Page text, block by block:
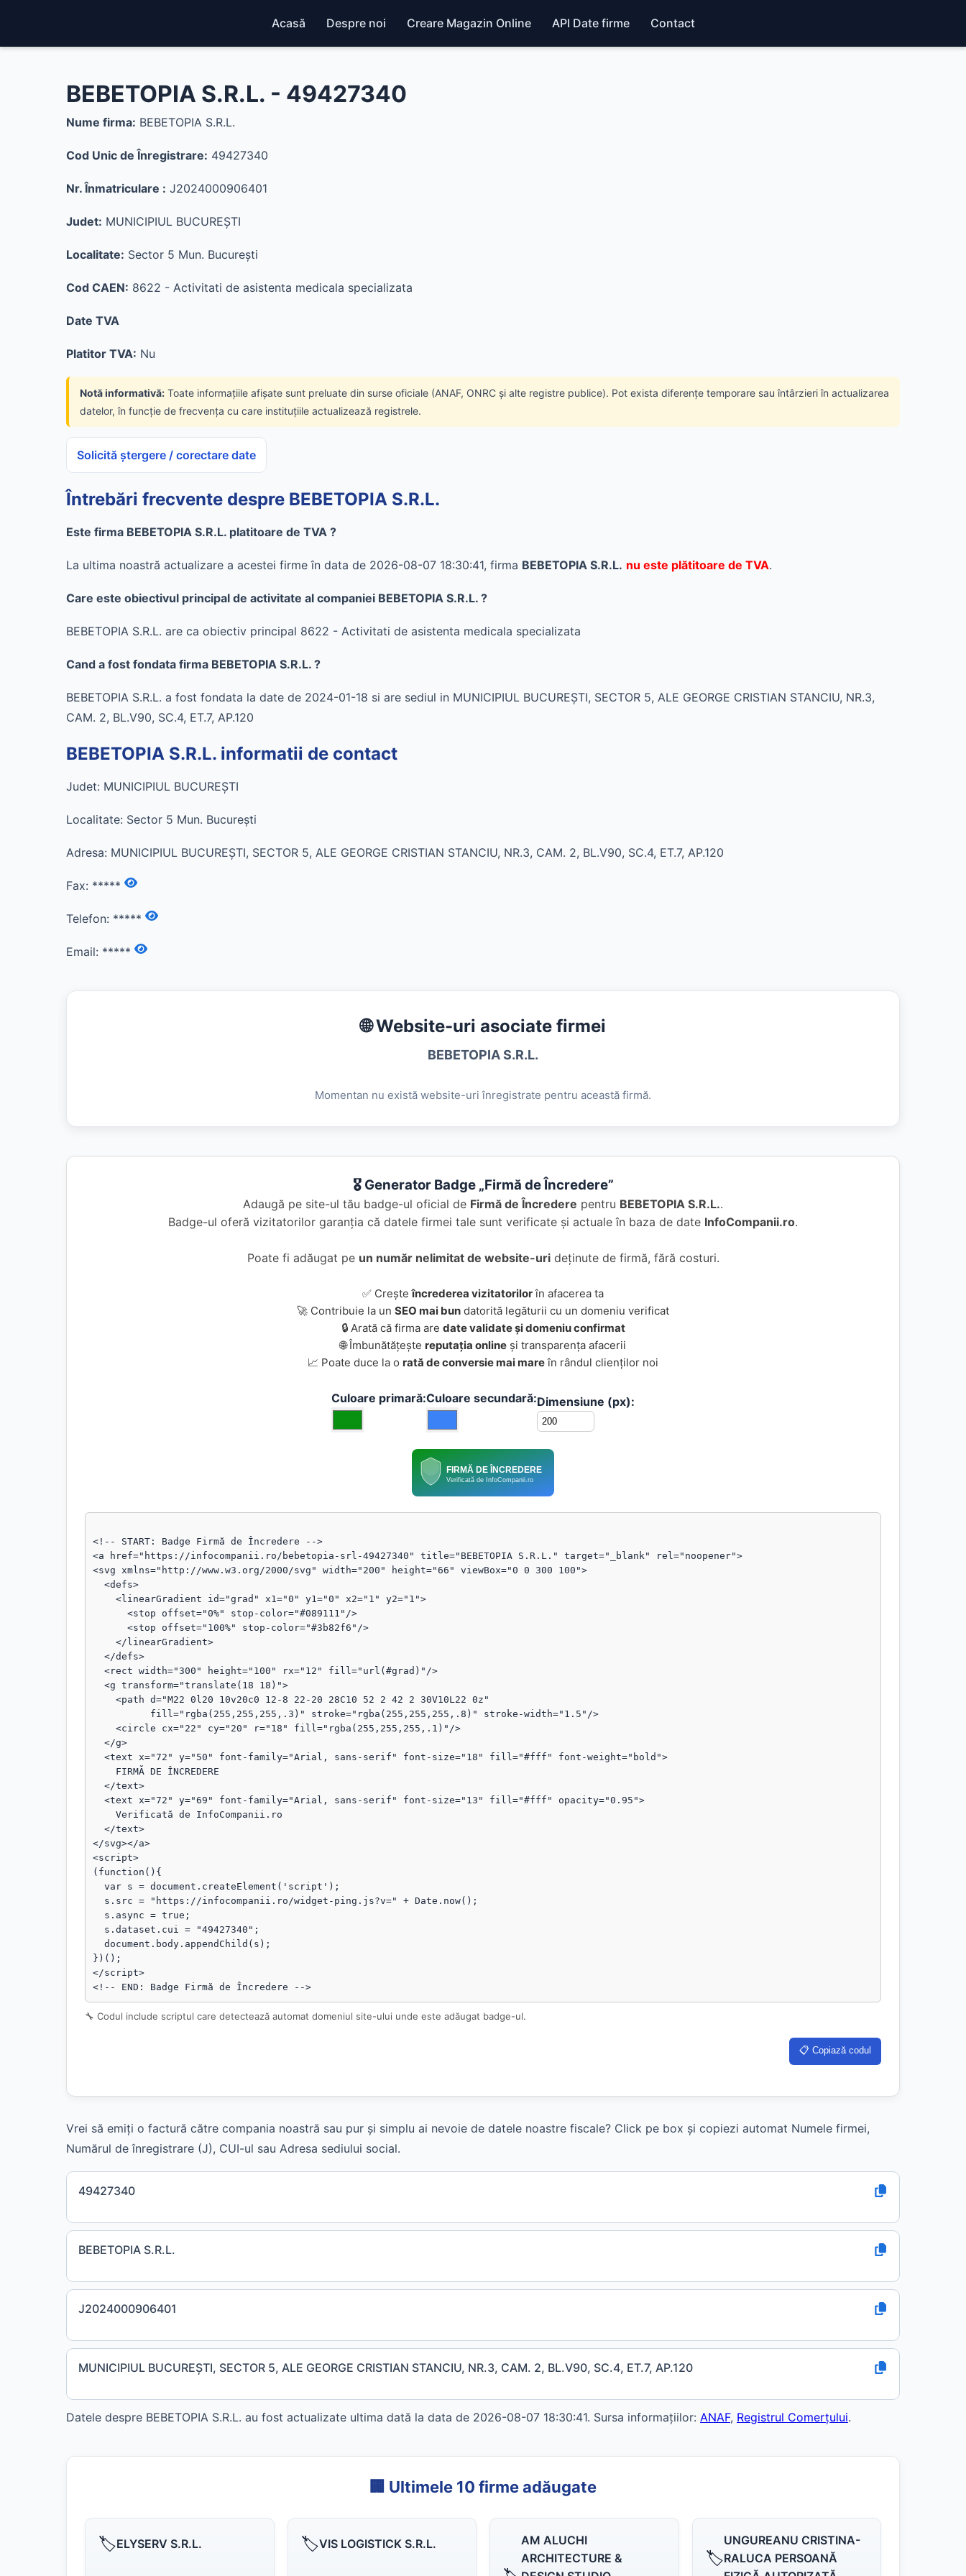
Acasă Despre noi Creare Magazin Online API Date firme Contact
BEBETOPIA S.R.L. - 49427340
Nume firma: BEBETOPIA S.R.L.
Cod Unic de Înregistrare: 49427340
Nr. Înmatriculare : J2024000906401
Judet: MUNICIPIUL BUCUREŞTI
Localitate: Sector 5 Mun. Bucureşti
Cod CAEN: 8622 - Activitati de asistenta medicala specializata
Date TVA
Platitor TVA: Nu
Notă informativă: Toate informațiile afișate sunt preluate din surse oficiale (ANAF, ONRC și alte registre publice). Pot exista diferențe temporare sau întârzieri în actualizarea
datelor, în funcție de frecvența cu care instituțiile actualizează registrele.
Solicită ștergere / corectare date
Întrebări frecvente despre BEBETOPIA S.R.L.
Este firma BEBETOPIA S.R.L. platitoare de TVA ?
La ultima noastră actualizare a acestei firme în data de 2026-08-07 18:30:41, firma BEBETOPIA S.R.L. nu este plătitoare de TVA.
Care este obiectivul principal de activitate al companiei BEBETOPIA S.R.L. ?
BEBETOPIA S.R.L. are ca obiectiv principal 8622 - Activitati de asistenta medicala specializata
Cand a fost fondata firma BEBETOPIA S.R.L. ?
BEBETOPIA S.R.L. a fost fondata la date de 2024-01-18 si are sediul in MUNICIPIUL BUCUREŞTI, SECTOR 5, ALE GEORGE CRISTIAN STANCIU, NR.3,
CAM. 2, BL.V90, SC.4, ET.7, AP.120
BEBETOPIA S.R.L. informatii de contact
Judet: MUNICIPIUL BUCUREŞTI
Localitate: Sector 5 Mun. Bucureşti
Adresa: MUNICIPIUL BUCUREŞTI, SECTOR 5, ALE GEORGE CRISTIAN STANCIU, NR.3, CAM. 2, BL.V90, SC.4, ET.7, AP.120
Fax: *****
Telefon: *****
Email: *****
🌐 Website-uri asociate firmei
BEBETOPIA S.R.L.
Momentan nu există website-uri înregistrate pentru această firmă.
🎖️ Generator Badge „Firmă de Încredere”
Adaugă pe site-ul tău badge-ul oficial de Firmă de Încredere pentru BEBETOPIA S.R.L..
Badge-ul oferă vizitatorilor garanția că datele firmei tale sunt verificate și actuale în baza de date InfoCompanii.ro.
Poate fi adăugat pe un număr nelimitat de website-urideținute de firmă, fără costuri.
✅ Creșteîncrederea vizitatorilorîn afacerea ta
🚀 Contribuie la un SEO mai bun datorită legăturii cu un domeniu verificat
🔒 Arată că firma are date validate și domeniu confirmat
🌐 Îmbunătățește reputația online și transparența afacerii
📈 Poate duce la o rată de conversie mai mareîn rândul clienților noi
Culoare primară:Culoare secundară:Dimensiune (px):
FIRMĂ DE ÎNCREDERE
Verificată de InfoCompanii.ro
<!-- START: Badge Firmă de Încredere -->
<a href="https://infocompanii.ro/bebetopia-srl-49427340" title="BEBETOPIA S.R.L." target="_blank" rel="noopener">
<svg xmlns="http://www.w3.org/2000/svg" width="200" height="66" viewBox="0 0 300 100">
</svg></a>
<script>
(function(){
})();
</script>
<!-- END: Badge Firmă de Încredere -->
🔧 Codul include scriptul care detectează automat domeniul site-ului unde este adăugat badge-ul.
📋 Copiază codul
Vrei să emiți o factură către compania noastră sau pur și simplu ai nevoie de datele noastre fiscale? Click pe box și copiezi automat Numele firmei,
Numărul de înregistrare (J), CUI-ul sau Adresa sediului social.
49427340
BEBETOPIA S.R.L.
J2024000906401
MUNICIPIUL BUCUREŞTI, SECTOR 5, ALE GEORGE CRISTIAN STANCIU, NR.3, CAM. 2, BL.V90, SC.4, ET.7, AP.120
Datele despre BEBETOPIA S.R.L. au fost actualizate ultima dată la data de 2026-08-07 18:30:41. Sursa informațiilor: ANAF, Registrul Comerțului.
🏢 Ultimele 10 firme adăugate
🏷️ELYSERV S.R.L. 🏷️VIS LOGISTICK S.R.L.
AM ALUCHI
ARCHITECTURE &
🏷️
UNGUREANU CRISTINA-
RALUCA PERSOANĂ